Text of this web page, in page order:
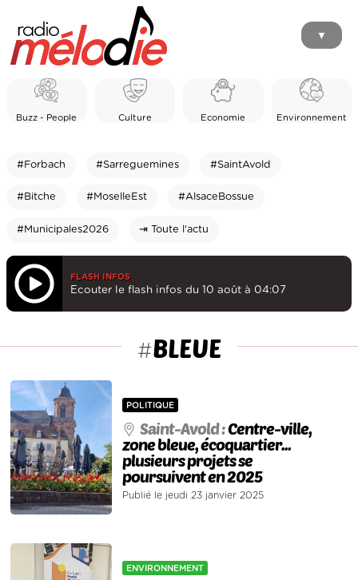
▼
Buzz - People Culture Economie Environnement
#Forbach #Sarreguemines #SaintAvold
#Bitche #MoselleEst #AlsaceBossue
#Municipales2026 ⇥ Toute l'actu
FLASH INFOS
Ecouter le flash infos du 10 août à 04:07
#BLEUE
POLITIQUE
Saint-Avold :Centre-ville,
zone bleue, écoquartier...
plusieurs projets se
poursuivent en 2025
Publié le jeudi 23 janvier 2025
ENVIRONNEMENT